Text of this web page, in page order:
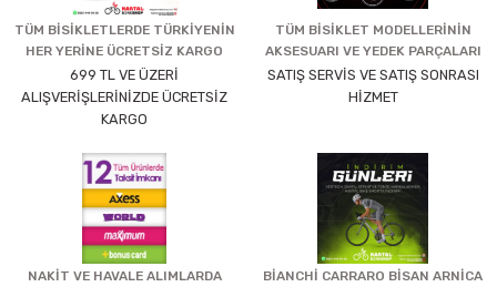
TÜM BİSİKLETLERDE TÜRKİYENİN
HER YERİNE ÜCRETSİZ KARGO
699 TL VE ÜZERİ
ALIŞVERİŞLERİNİZDE ÜCRETSİZ
KARGO
TÜM BİSİKLET MODELLERİNİN
AKSESUARI VE YEDEK PARÇALARI
SATIŞ SERVİS VE SATIŞ SONRASI
HİZMET
NAKİT VE HAVALE ALIMLARDA
BİANCHİ CARRARO BİSAN ARNİCA